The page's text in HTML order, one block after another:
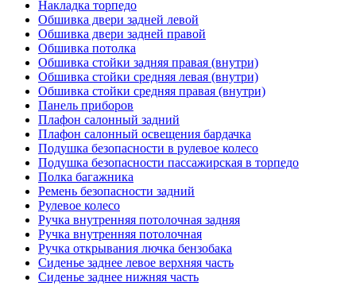
Накладка торпедо
Обшивка двери задней левой
Обшивка двери задней правой
Обшивка потолка
Обшивка стойки задняя правая (внутри)
Обшивка стойки средняя левая (внутри)
Обшивка стойки средняя правая (внутри)
Панель приборов
Плафон салонный задний
Плафон салонный освещения бардачка
Подушка безопасности в рулевое колесо
Подушка безопасности пассажирская в торпедо
Полка багажника
Ремень безопасности задний
Рулевое колесо
Ручка внутренняя потолочная задняя
Ручка внутренняя потолочная
Ручка открывания лючка бензобака
Сиденье заднее левое верхняя часть
Сиденье заднее нижняя часть